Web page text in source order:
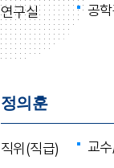
연구실
공
정의훈
직위(직급)
교